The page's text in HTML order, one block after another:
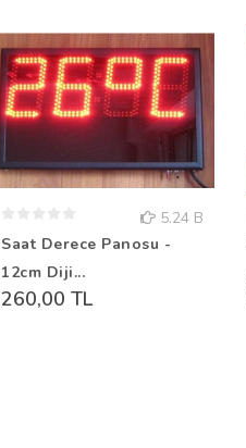
5.24 B
Saat Derece Panosu -
12cm Diji...
260,00 TL